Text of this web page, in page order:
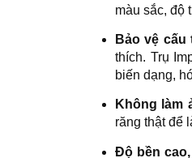
màu sắc, độ
Bảo vệ
thích. Trụ
biến dạng,
Không làm
răng thật để
Độ bền